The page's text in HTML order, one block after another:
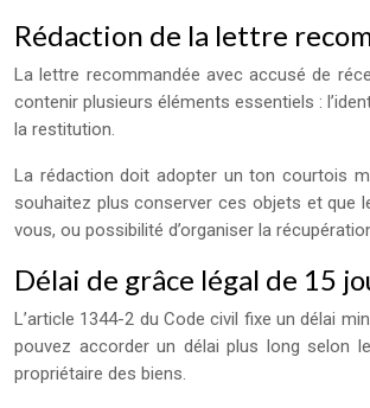
Rédaction de la lettre
La lettre recommandée avec accusé de
contenir plusieurs éléments essentiels :
la restitution.
La rédaction doit adopter un ton courtois
souhaitez plus conserver ces objets et que
vous, ou possibilité d’organiser la
Délai de grâce légal de 15
L’article 1344-2 du Code civil fixe un délai
pouvez accorder un délai plus long selon
propriétaire des biens.